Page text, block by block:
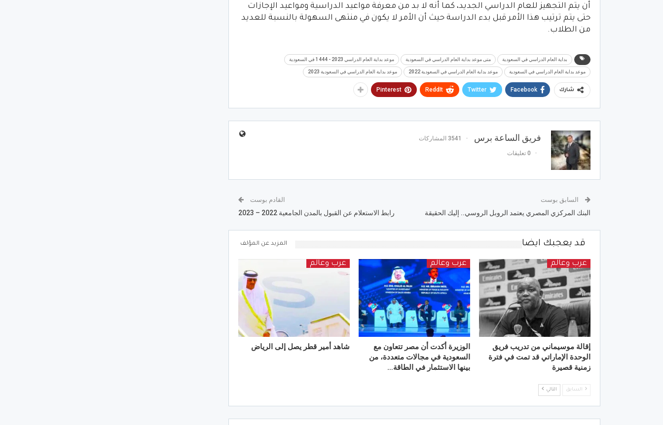
أن يتم التجهيز للعام الدراسي الجديد، كما أنه لا بد من معرفة مواعيد الدراسية ومواعيد الإجازات
حتى يتم ترتيب هذا الأمر قبل بدء الدراسة حيث أن الأمر لا يكون في منتهى السهولة بالنسبة للعديد
من الطلاب.
بداية العام الدراسي في السعودية متى موعد بداية العام الدراسي في السعودية موعد بداية العام الدراسي 2023 - 1444 في السعودية
موعد بداية العام الدراسي في السعودية موعد بداية العام الدراسي في السعودية 2022 موعد بداية العام الدراسي في السعودية 2023
شارك Facebook
Twitter
ReddIt
Pinterest
فريق الساعة برس 3541 المشاركات
0 تعليقات
السابق بوست
البنك المركزي المصري يعتمد الروبل الروسي.. إليك الحقيقة
القادم بوست
رابط الاستعلام عن القبول بالمدن الجامعية 2022 – 2023
قد يعجبك ايضا المزيد عن المؤلف
عرب وعالم
إقالة موسيماني من تدريب فريق
الوحدة الإماراتي قد تمت في فترة
زمنية قصيرة
عرب وعالم
الوزيرة أكدت أن مصر تتعاون مع
السعودية في مجالات متعددة، من
بينها الاستثمار في الطاقة…
عرب وعالم
شاهد أمير قطر يصل إلى الرياض
السابق التالي